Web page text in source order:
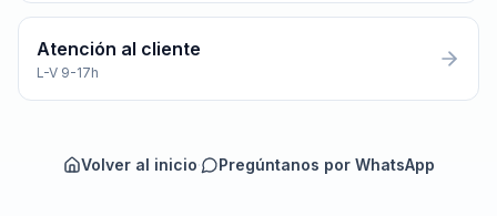
Atención al cliente
L-V 9-17h
Volver al inicio· Pregúntanos por WhatsApp